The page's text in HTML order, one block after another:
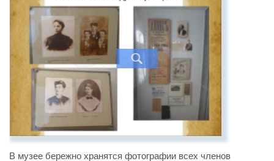
В музее бережно хранятся фотографии всех членов